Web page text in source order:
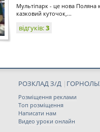
Мультіпарк - це нова Поляна
казковий куточок,...
відгуків:3
РОЗКЛАД З/Д |
Розміщення реклами
Топ розміщення
Написати нам
Видео уроки онлайн